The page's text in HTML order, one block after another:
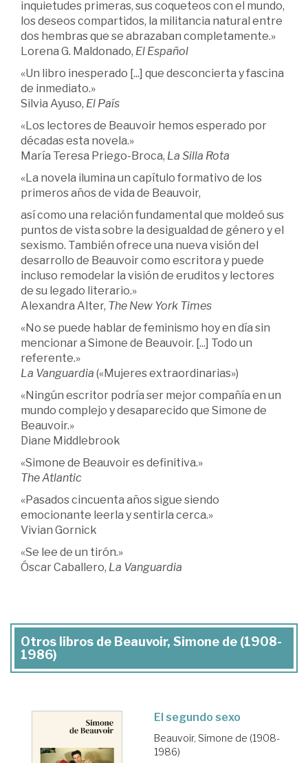
inquietudes primeras, sus coqueteos con el mundo,
los deseos compartidos, la militancia natural entre
dos hembras que se abrazaban completamente.»
Lorena G. Maldonado, El Español
«Un libro inesperado [...] que desconcierta y fascina
de inmediato.»
Silvia Ayuso, El País
«Los lectores de Beauvoir hemos esperado por
décadas esta novela.»
María Teresa Priego-Broca, La Silla Rota
«La novela ilumina un capítulo formativo de los
primeros años de vida de Beauvoir,
así como una relación fundamental que moldeó sus
puntos de vista sobre la desigualdad de género y el
sexismo. También ofrece una nueva visión del
desarrollo de Beauvoir como escritora y puede
incluso remodelar la visión de eruditos y lectores
de su legado literario.»
Alexandra Alter, The New York Times
«No se puede hablar de feminismo hoy en día sin
mencionar a Simone de Beauvoir. [...] Todo un
referente.»
La Vanguardia («Mujeres extraordinarias»)
«Ningún escritor podría ser mejor compañía en un
mundo complejo y desaparecido que Simone de
Beauvoir.»
Diane Middlebrook
«Simone de Beauvoir es definitiva.»
The Atlantic
«Pasados cincuenta años sigue siendo
emocionante leerla y sentirla cerca.»
Vivian Gornick
«Se lee de un tirón.»
Óscar Caballero, La Vanguardia
Otros libros de Beauvoir, Simone de (1908-
1986)
El segundo sexo
Beauvoir, Simone de (1908-
1986)